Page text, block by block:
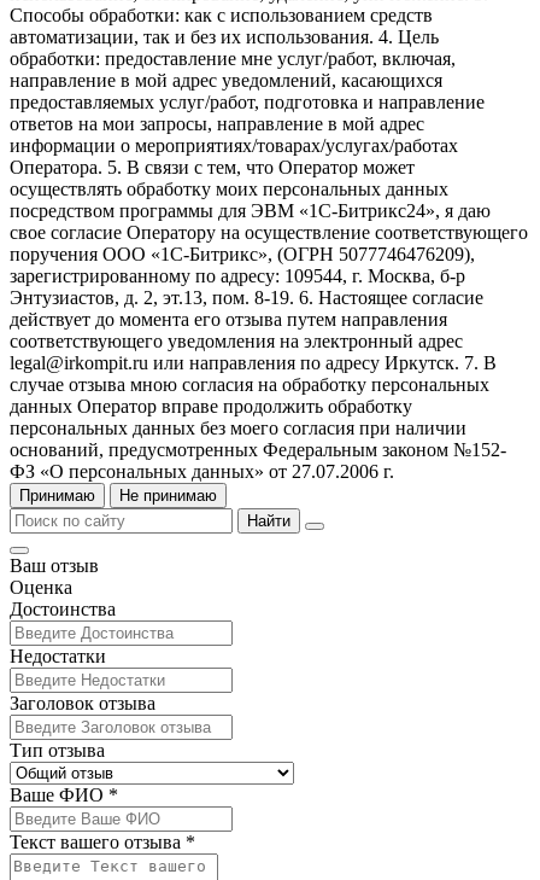
Способы обработки: как с использованием средств
автоматизации, так и без их использования. 4. Цель
обработки: предоставление мне услуг/работ, включая,
направление в мой адрес уведомлений, касающихся
предоставляемых услуг/работ, подготовка и направление
ответов на мои запросы, направление в мой адрес
информации о мероприятиях/товарах/услугах/работах
Оператора. 5. В связи с тем, что Оператор может
осуществлять обработку моих персональных данных
посредством программы для ЭВМ «1С-Битрикс24», я даю
свое согласие Оператору на осуществление соответствующего
поручения ООО «1С-Битрикс», (ОГРН 5077746476209),
зарегистрированному по адресу: 109544, г. Москва, б-р
Энтузиастов, д. 2, эт.13, пом. 8-19. 6. Настоящее согласие
действует до момента его отзыва путем направления
соответствующего уведомления на электронный адрес
legal@irkompit.ru или направления по адресу Иркутск. 7. В
случае отзыва мною согласия на обработку персональных
данных Оператор вправе продолжить обработку
персональных данных без моего согласия при наличии
оснований, предусмотренных Федеральным законом №152-
ФЗ «О персональных данных» от 27.07.2006 г.
Принимаю
Не принимаю
Найти
Ваш отзыв
Оценка
Достоинства
Недостатки
Заголовок отзыва
Тип отзыва
Ваше ФИО *
Текст вашего отзыва *